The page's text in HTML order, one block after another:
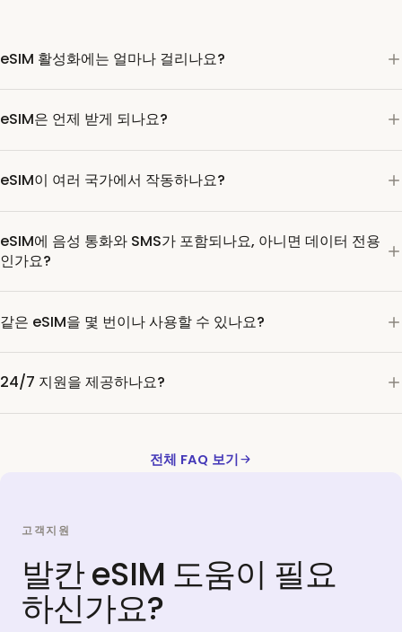
eSIM 활성화에는 얼마나 걸리나요?
eSIM은 언제 받게 되나요?
eSIM이 여러 국가에서 작동하나요?
eSIM에 음성 통화와 SMS가 포함되나요, 아니면 데이터 전용
인가요?
같은 eSIM을 몇 번이나 사용할 수 있나요?
24/7 지원을 제공하나요?
전체 FAQ 보기
고객지원
발칸 eSIM 도움이 필요
하신가요?